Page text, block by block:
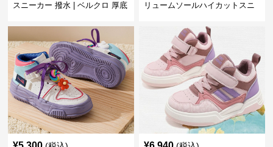
スニーカー 撥水 | ベルクロ 厚底
リュームソールハイカットスニ